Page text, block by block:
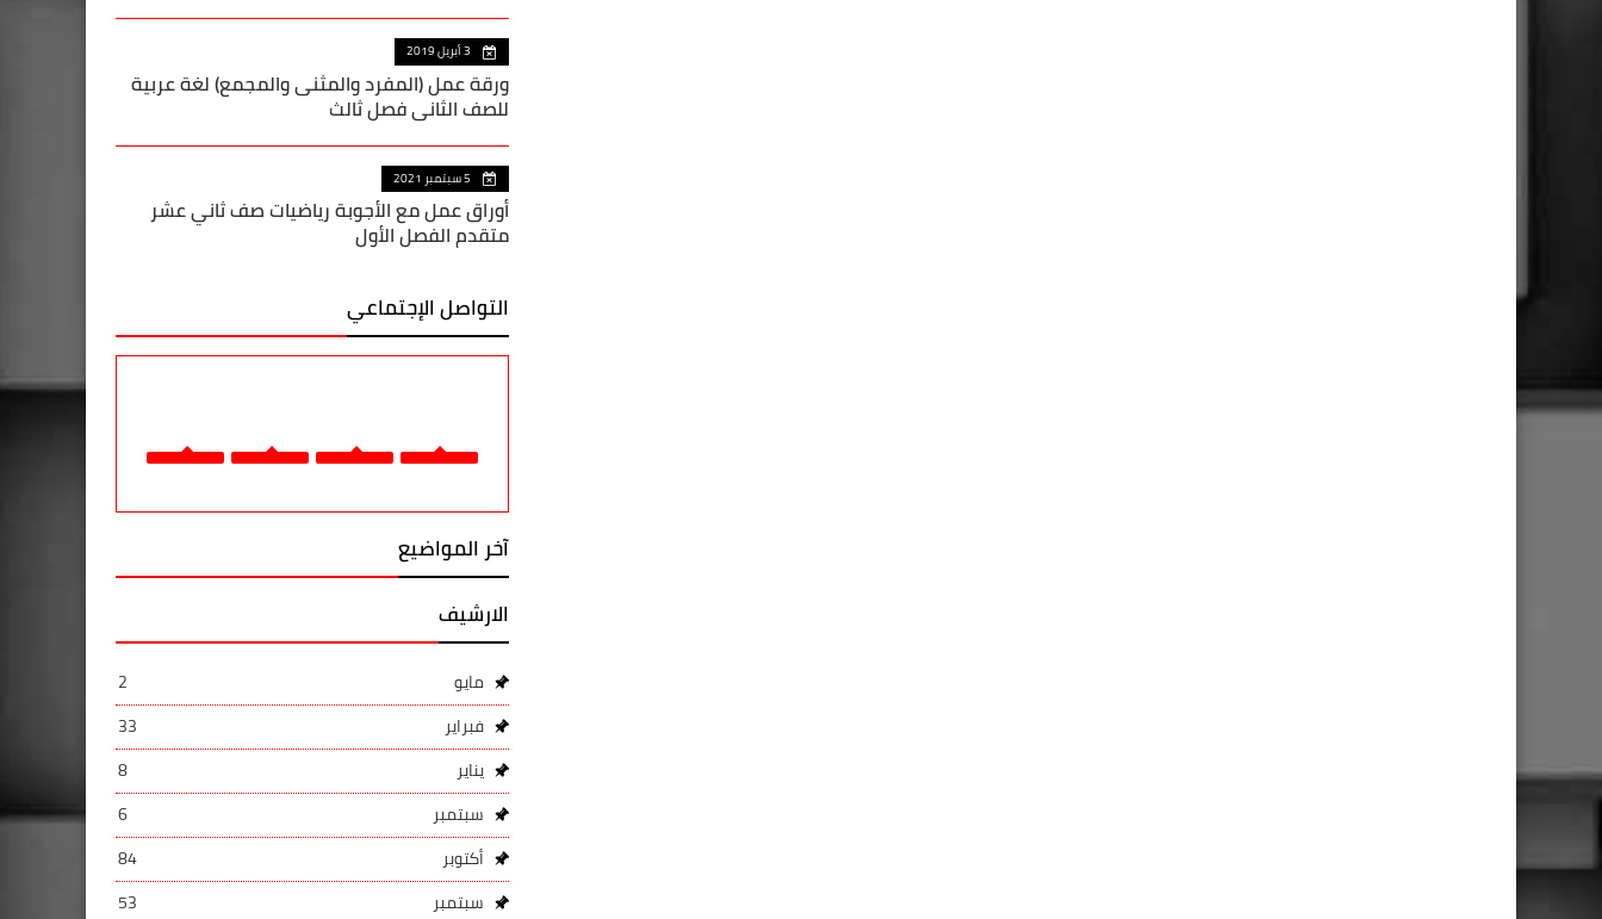
3 أبريل 2019
ورقة عمل (المفرد والمثنى والمجمع) لغة عربية
للصف الثاني فصل ثالث
5 سبتمبر 2021
أوراق عمل مع الأجوبة رياضيات صف ثاني عشر
متقدم الفصل الأول
التواصل الإجتماعي
آخر المواضيع
الارشيف
مايو
2
فبراير
33
يناير
8
سبتمبر
6
أكتوبر
84
سبتمبر
53